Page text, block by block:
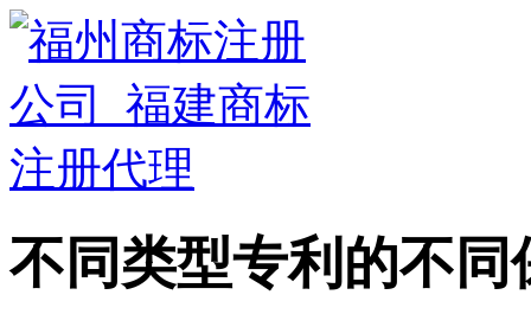
不同类型专利的不同